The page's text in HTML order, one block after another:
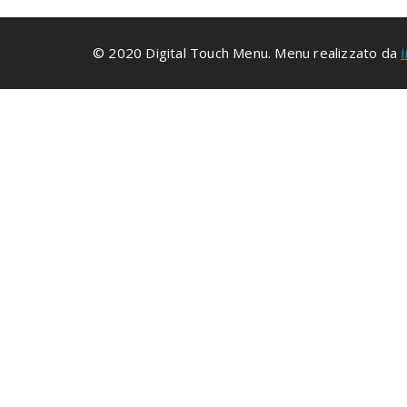
© 2020 Digital Touch Menu. Menu realizzato da